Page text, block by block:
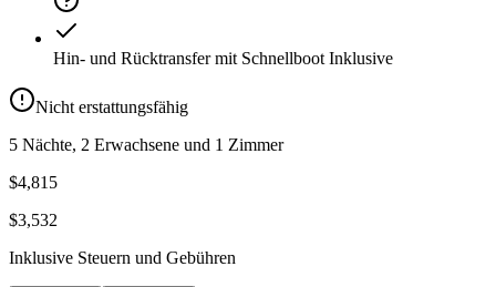
Hin- und Rücktransfer mit Schnellboot Inklusive
Nicht erstattungsfähig
5 Nächte, 2 Erwachsene und 1 Zimmer
$4,815
$3,532
Inklusive Steuern und Gebühren